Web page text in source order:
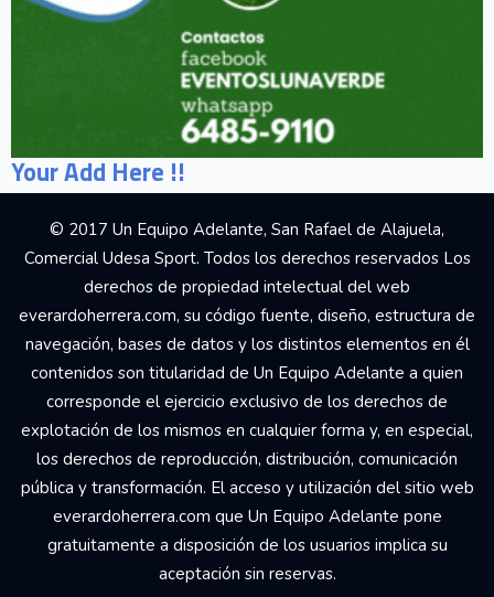
Your Add Here !!
© 2017 Un Equipo Adelante, San Rafael de Alajuela,
Comercial Udesa Sport. Todos los derechos reservados Los
derechos de propiedad intelectual del web
everardoherrera.com, su código fuente, diseño, estructura de
navegación, bases de datos y los distintos elementos en él
contenidos son titularidad de Un Equipo Adelante a quien
corresponde el ejercicio exclusivo de los derechos de
explotación de los mismos en cualquier forma y, en especial,
los derechos de reproducción, distribución, comunicación
pública y transformación. El acceso y utilización del sitio web
everardoherrera.com que Un Equipo Adelante pone
gratuitamente a disposición de los usuarios implica su
aceptación sin reservas.